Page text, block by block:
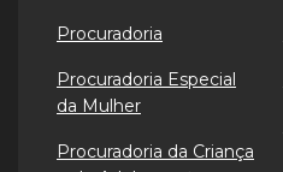
Procuradoria
Procuradoria Especial
da Mulher
Procuradoria da Criança